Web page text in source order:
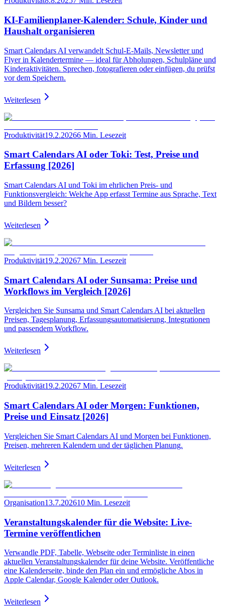
KI-Familienplaner-Kalender: Schule, Kinder und
Haushalt organisieren
Smart Calendars AI verwandelt Schul-E-Mails, Newsletter und
Flyer in Kalendertermine — ideal für Abholungen, Schulpläne und
Kinderaktivitäten. Sprechen, fotografieren oder einfügen, du prüfst
vor dem Speichern.
Weiterlesen
Produktivität19.2.20266 Min. Lesezeit
Smart Calendars AI oder Toki: Test, Preise und
Erfassung [2026]
Smart Calendars AI und Toki im ehrlichen Preis- und
Funktionsvergleich: Welche App erfasst Termine aus Sprache, Text
und Bildern besser?
Weiterlesen
Produktivität19.2.20267 Min. Lesezeit
Smart Calendars AI oder Sunsama: Preise und
Workflows im Vergleich [2026]
Vergleichen Sie Sunsama und Smart Calendars AI bei aktuellen
Preisen, Tagesplanung, Erfassungsautomatisierung, Integrationen
und passendem Workflow.
Weiterlesen
Produktivität19.2.20267 Min. Lesezeit
Smart Calendars AI oder Morgen: Funktionen,
Preise und Einsatz [2026]
Vergleichen Sie Smart Calendars AI und Morgen bei Funktionen,
Preisen, mehreren Kalendern und der täglichen Planung.
Weiterlesen
Organisation13.7.202610 Min. Lesezeit
Veranstaltungskalender für die Website: Live-
Termine veröffentlichen
Verwandle PDF, Tabelle, Webseite oder Terminliste in einen
aktuellen Veranstaltungskalender für deine Website. Veröffentliche
eine Kalenderseite, binde den Plan ein und ermögliche Abos in
Apple Calendar, Google Kalender oder Outlook.
Weiterlesen